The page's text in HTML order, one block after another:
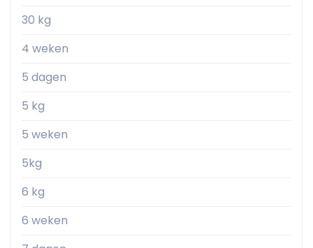
30 kg
4 weken
5 dagen
5 kg
5 weken
5kg
6 kg
6 weken